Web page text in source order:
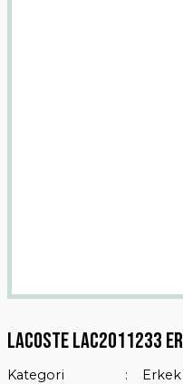
Lacoste LAC2011233
Kategori
Erkek